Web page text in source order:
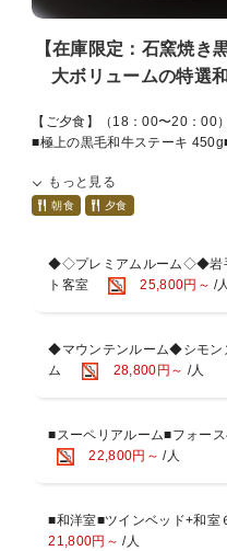
【在庫限定：石窯焼き
大ボリュームの特選
【ご夕食】（18：00〜20：00）
■極上の黒毛和牛ステーキ
ステーキ（450g）”。
石窯の遠赤外線が肉の旨みを引
仕上がり。
ぜひご賞味ください。
特注の石窯でじっくり焼き上
ジューシーで食べ応え抜群！
当ホテルでは“焼きたて”を目
ご朝食は、和食、洋食をブッ
トなど新鮮食材を使用し日替
もっと見る
朝食 夕食
◆◇プレミアムルーム◇◆岩
ト客室
25,800円～ /人
◆マウンテンルーム◆シモン
ム
28,800円～ /人
■スーペリアルーム■フォー
22,800円～ /人
■和洋室■ツインベッド+和
21,800円～ /人